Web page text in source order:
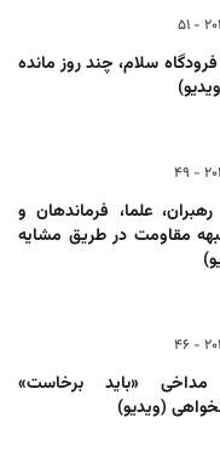
سلام، چند روز مانده
علما، فرماندهان و
مقاومت در طریق مشایه
«باید برخاست»
(ویدیو)